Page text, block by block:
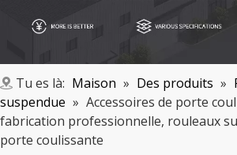
Tu es là: Maison » Des produits »
suspendue » Accessoires de porte
fabrication professionnelle, rouleaux
porte coulissante